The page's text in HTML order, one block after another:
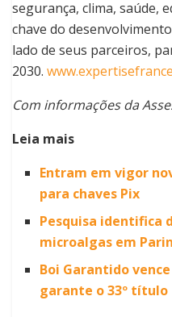
segurança, clima, saúde,
chave do
lado de seus parceiros,
2030.
Com informações da
Leia mais
Entram em vigor
para chaves Pix
Pesquisa identifica
microalgas em
Boi Garantido
garante o 33º título